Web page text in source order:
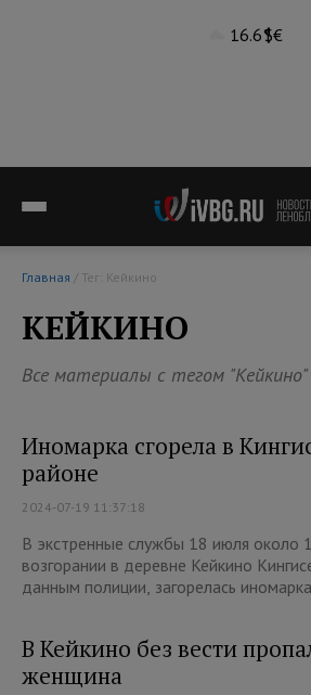
16.6°$€
Главная / Тег: Кейкино
КЕЙКИНО
Все материалы с тегом "Кейкино"
Иномарка сгорела в
районе
2024-07-19 11:37:18
В экстренные службы 18 июля около
возгорании в деревне Кейкино
данным полиции, загорелась
В Кейкино без вести
женщина